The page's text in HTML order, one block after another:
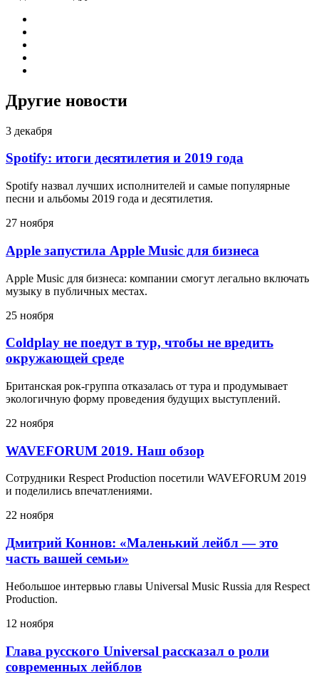
Другие новости
3 декабря
Spotify: итоги десятилетия и 2019 года
Spotify назвал лучших исполнителей и самые популярные
песни и альбомы 2019 года и десятилетия.
27 ноября
Apple запустила Apple Music для бизнеса
Apple Music для бизнеса: компании смогут легально включать
музыку в публичных местах.
25 ноября
Coldplay не поедут в тур, чтобы не вредить
окружающей среде
Британская рок-группа отказалась от тура и продумывает
экологичную форму проведения будущих выступлений.
22 ноября
WAVEFORUM 2019. Наш обзор
Сотрудники Respect Production посетили WAVEFORUM 2019
и поделились впечатлениями.
22 ноября
Дмитрий Коннов: «Маленький лейбл — это
часть вашей семьи»
Небольшое интервью главы Universal Music Russia для Respect
Production.
12 ноября
Глава русского Universal рассказал о роли
современных лейблов